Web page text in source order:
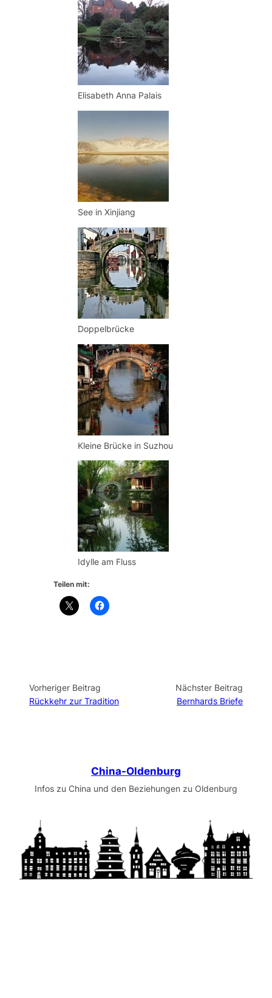
Elisabeth Anna Palais
See in Xinjiang
Doppelbrücke
Kleine Brücke in Suzhou
Idylle am Fluss
Teilen mit:
Vorheriger Beitrag
Rückkehr zur Tradition
Nächster Beitrag
Bernhards Briefe
China-Oldenburg
Infos zu China und den Beziehungen zu Oldenburg